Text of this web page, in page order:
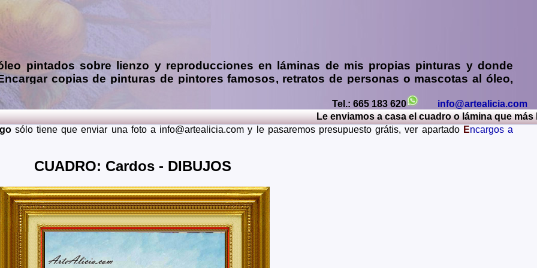
pintados sobre lienzo y reproducciones en láminas de mis propias pinturas y donde
copias de pinturas de pintores famosos, retratos de personas o mascotas al óleo,
envío de fotos (presupuesto grátis y sin compromiso)
Asturias, Avila, Badajoz, Islas Baleares, Barcelona, Burgos, Caceres, Cadiz, Cantabria, Castellon, Ceuta, Ciudad
Guipuzcoa, Huelva, Huesca, Jaen, La Rioja, Leon, Lerida, Lugo, Madrid, Malaga, Melilla, Murcia, Navarra,
Cruz de Tenerife, Segovia, Sevilla, Soria, Tarragona, Teruel, Toledo, Valencia, Valladolid, Vizcaya, Zamora,
Tel.: 665 183 620
info@artealicia.com
Le enviamos a casa el cuadro o lámina que más le
sólo tiene que enviar una foto a info@artealicia.com y le pasaremos presupuesto grátis, ver apartado Encargos a
CUADRO: Cardos - DIBUJOS